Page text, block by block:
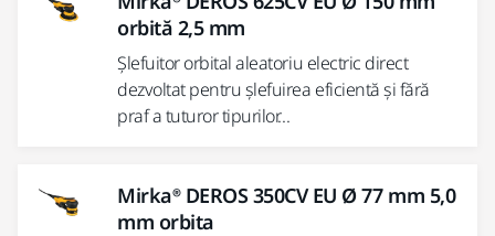
orbită 2,5 mm
Șlefuitor orbital aleatoriu electric direct
dezvoltat pentru șlefuirea eficientă și fără
praf a tuturor tipurilor...
Mirka® DEROS 350CV EU Ø 77 mm 5,0
mm orbita